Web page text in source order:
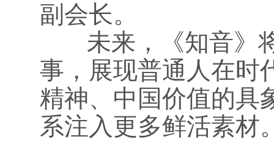
副会长。
未来，《知音》将
事，展现普通人在时
精神、中国价值的具
系注入更多鲜活素材